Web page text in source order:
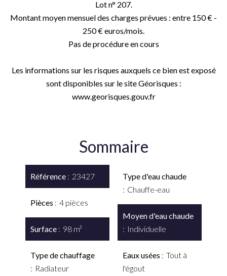
Lot n° 207.
Montant moyen mensuel des charges prévues : entre 150 € -
250 € euros/mois.
Pas de procédure en cours
Les informations sur les risques auxquels ce bien est exposé
sont disponibles sur le site Géorisques :
www.georisques.gouv.fr
Sommaire
Référence 23427
Pièces 4 pièces
Surface 98 m²
Type de chauffage
Radiateur
Type d'eau chaude
Chauffe-eau
Moyen d'eau chaude
Individuelle
Eaux usées
Tout à
l'égout